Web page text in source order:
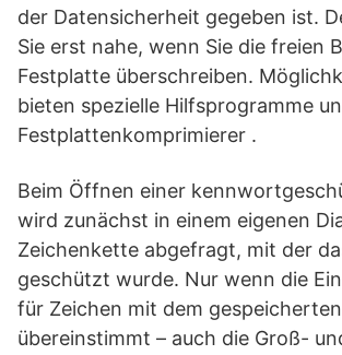
der Datensicherheit gegeben ist.
Sie erst nahe, wenn Sie die freien
Festplatte überschreiben.
bieten spezielle Hilfsprogramme
Festplattenkomprimierer .
Beim Öffnen einer
wird zunächst in einem eigenen
Zeichenkette abgefragt, mit der
geschützt wurde. Nur wenn die
für Zeichen mit dem
übereinstimmt – auch die Groß-